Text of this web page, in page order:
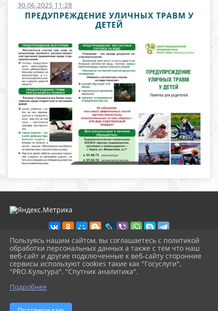
30.06.2025 11:28
ПРЕДУПРЕЖДЕНИЕ УЛИЧНЫХ ТРАВМ У
ДЕТЕЙ
2026 г. nolinsk-museum.ru
Вход
Карта сайта
Политика обработки персональных данных
Сделано на KubCMS
Пользуясь нашим сайтом, вы соглашаетесь с политикой
обработки персональных данных а также с тем что наш
веб-сайт и другие подключенные к веб-сайту сторонние
сервисы используют cookies такие как "Госуслуги",
"PRO.Культура", "Спутник аналитика".
Подробнее